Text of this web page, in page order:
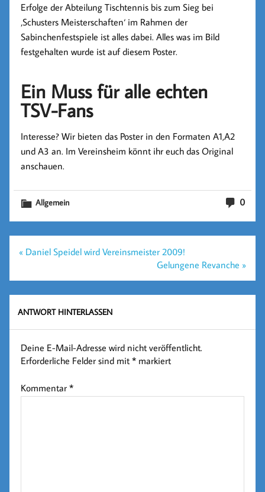
Erfolge der Abteilung Tischtennis bis zum Sieg bei
‚Schusters Meisterschaften‘ im Rahmen der
Sabinchenfestspiele ist alles dabei. Alles was im Bild
festgehalten wurde ist auf diesem Poster.
Ein Muss für alle echten
TSV-Fans
Interesse? Wir bieten das Poster in den Formaten A1,A2
und A3 an. Im Vereinsheim könnt ihr euch das Original
anschauen.
0
Allgemein
Beitragsnavigation
« Daniel Speidel wird Vereinsmeister 2009!
Gelungene Revanche »
ANTWORT HINTERLASSEN
Deine E-Mail-Adresse wird nicht veröffentlicht.
Erforderliche Felder sind mit* markiert
Kommentar*